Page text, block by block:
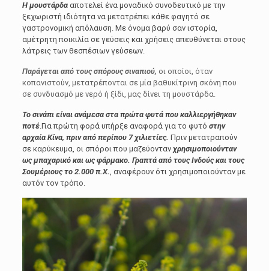
Η μουστάρδααποτελεί ένα μοναδικό συνοδευτικό με την
ξεχωριστή ιδιότητα να μετατρέπει κάθε φαγητό σε
γαστρονομική απόλαυση. Με όνομα βαρύ σαν ιστορία,
αμέτρητη ποικιλία σε γεύσεις και χρήσεις απευθύνεται στους
λάτρεις των θεσπέσιων γεύσεων.
Παράγεται από τους σπόρους σιναπιού, οι οποίοι, όταν
κοπανιστούν, μετατρέπονται σε μία βαθυκίτρινη σκόνη που
σε συνδυασμό με νερό ή ξίδι, μας δίνει τη μουστάρδα.
Το σινάπι είναι ανάμεσα στα πρώτα φυτά που καλλιεργήθηκαν
ποτέ.Για πρώτη φορά υπήρξε αναφορά για το φυτό στην
αρχαία Κίνα, πριν από περίπου 7 χιλιετίες. Πριν μετατραπούν
σε καρύκευμα, οι σπόροι που μαζεύονταν χρησιμοποιούνταν
ως μπαχαρικό και ως φάρμακο. Γραπτά από τους Ινδούς και τους
Σουμέριους το 2.000 π.Χ., αναφέρουν ότι χρησιμοποιούνταν με
αυτόν τον τρόπο.